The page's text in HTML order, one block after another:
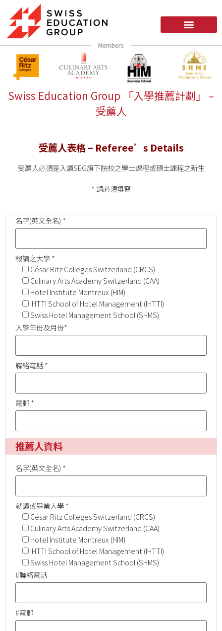
Members
Swiss Education Group 「入學推薦計劃」 –
受薦人
受薦人表格 – Referee’s Details
受薦人必須是入讀SEG旗下院校之學士課程或碩士課程之新生
* 請必須填寫
名字(英文全名) *
報讀之大學 *
César Ritz Colleges Switzerland (CRCS)
Culinary Arts Academy Switzerland (CAA)
Hotel Institute Montreux (HIM)
IHTTI School of Hotel Management (IHTTI)
Swiss Hotel Management School (SHMS)
入學年份及月份*
聯絡電話 *
電郵 *
推薦人資料
名字(英文全名) *
就讀或畢業大學 *
César Ritz Colleges Switzerland (CRCS)
Culinary Arts Academy Switzerland (CAA)
Hotel Institute Montreux (HIM)
IHTTI School of Hotel Management (IHTTI)
Swiss Hotel Management School (SHMS)
#聯絡電話
#電郵